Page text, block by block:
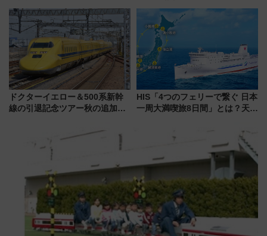
島とは異なる魅力を持つ今夏の
注目スポット
ドクターイエロー＆500系新幹
線の引退記念ツアー秋の追加企
HIS「4つのフェリーで繋ぐ 日本
一周大満喫旅8日間」とは？天橋
の絶景＆限定グルメを網羅！煩
雑な手続きも不要でお手軽に楽
しめるプランが登場